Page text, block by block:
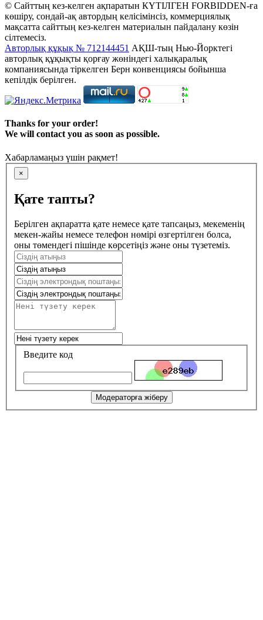
© Сайттың кез-келген ақпаратын КҮТІЛГЕН FORBIDDEN-ға
көшіру, сондай-ақ автордың келісімінсіз, коммерциялық
мақсатта сайттың кез-келген материалын пайдалану көзін
сілтемесіз.
Авторлық құқық № 712144451 АҚШ-тың Нью-Йорктегі
авторлық құқықты қорғау жөніндегі халықаралық
компаниясында тіркелген Берн конвенциясы бойынша
кепілдік берілген.
Thanks for your order!
We will contact you as soon as possible.
Хабарламаңыз үшін рақмет!
×
Қате тапты?
Берілген ақпаратта қате немесе қате тапсаңыз, мекеменің
мекен-жайы немесе телефон нөмірі өзгертілген болса,
оны төмендегі пішінде көрсетіңіз және оны түзетеміз.
Введите код
Модераторға жіберу